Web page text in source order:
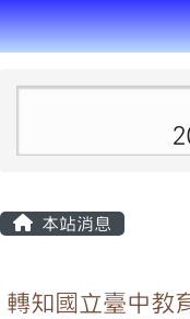
本站消息
轉知國立臺中教